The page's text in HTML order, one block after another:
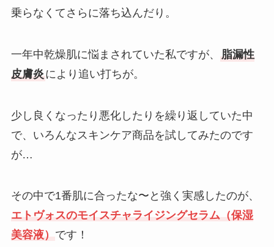
乗らなくてさらに落ち込んだり。
一年中乾燥肌に悩まされていた私ですが、
脂漏性
皮膚炎 により追い打ちが。
少し良くなったり悪化したりを繰り返していた中
で、いろんなスキンケア商品を試してみたのです
が…
その中で1番肌に合ったな〜と強く実感したのが、
エトヴォスのモイスチャライジングセラム（保湿
美容液） です！